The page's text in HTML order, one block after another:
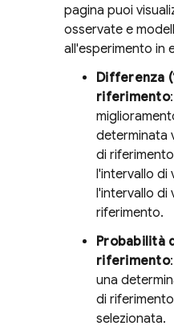
pagina puoi
osservate e
all'esperimento in
Differenza
riferimento
determinata
di
l'intervallo di
l'intervallo di
riferimento.
Probabilità
riferimento
una
di
selezionata.